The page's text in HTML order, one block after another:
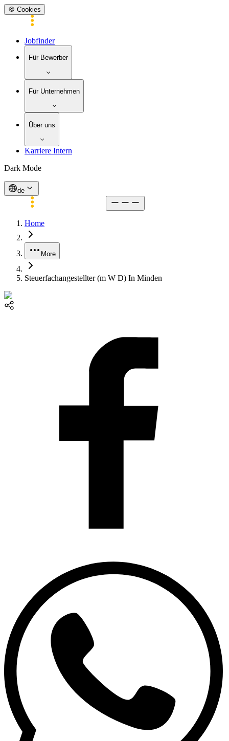
🍪 Cookies
Jobfinder
Für Bewerber
Für Unternehmen
Über uns
Karriere Intern
Dark Mode
de
Home
More
Steuerfachangestellter (m W D) In Minden